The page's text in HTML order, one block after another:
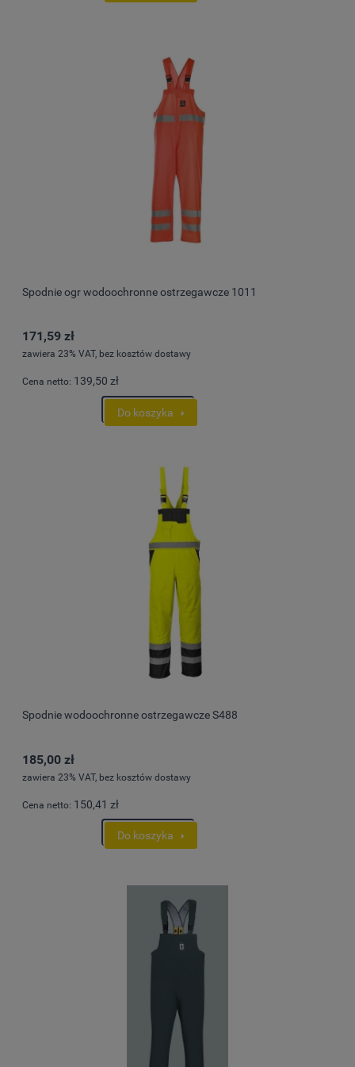
Spodnie ogr wodoochronne ostrzegawcze 1011
171,59 zł
zawiera 23% VAT, bez kosztów dostawy
Cena netto: 139,50 zł
Do koszyka
Spodnie wodoochronne ostrzegawcze S488
185,00 zł
zawiera 23% VAT, bez kosztów dostawy
Cena netto: 150,41 zł
Do koszyka